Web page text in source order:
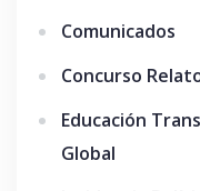
Comunicados
Concurso
Educación
Global